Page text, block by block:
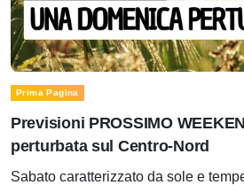
Prima Pagina
Previsioni PROSSIMO
perturbata sul Centro-Nord
Sabato caratterizzato da sole e